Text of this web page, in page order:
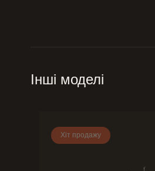
Інші моделі
Хіт продажу